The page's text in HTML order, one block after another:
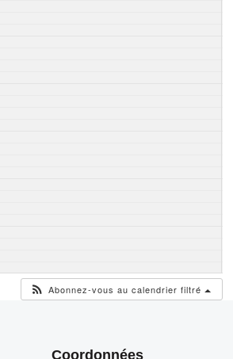
Abonnez-vous au calendrier filtré
Coordonnées